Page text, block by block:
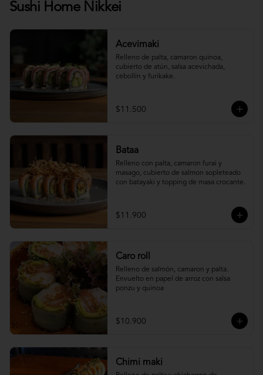
Sushi Home Nikkei
Acevimaki
Relleno de palta, camaron quinoa,
cubierto de atún, salsa acevichada,
cebollin y furikake.
$11.500
Bataa
Relleno con palta, camaron furai y
masago, cubierto de salmon sopleteado
con batayaki y topping de masa crocante.
$11.900
Caro roll
Relleno de salmón, camaron y palta.
Envuelto en papel de arroz con salsa
ponzu y quinoa
$10.900
Chimi maki